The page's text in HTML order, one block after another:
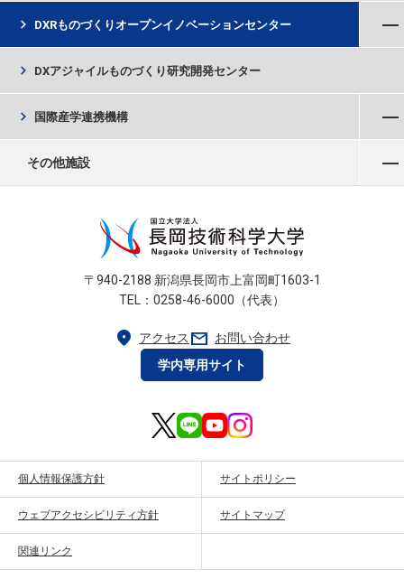
DXRものづくりオープンイノベーションセンター
chevron_right
DXアジャイルものづくり研究開発センター
chevron_right
国際産学連携機構
chevron_right
その他施設
〒940-2188 新潟県長岡市上富岡町1603-1
TEL：0258-46-6000（代表）
location_on アクセス mail お問い合わせ
学内専用サイト
個人情報保護方針 サイトポリシー
ウェブアクセシビリティ方針 サイトマップ
関連リンク